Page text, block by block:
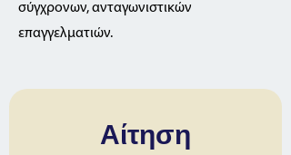
σύγχρονων, ανταγωνιστικών
επαγγελματιών.
Αίτηση